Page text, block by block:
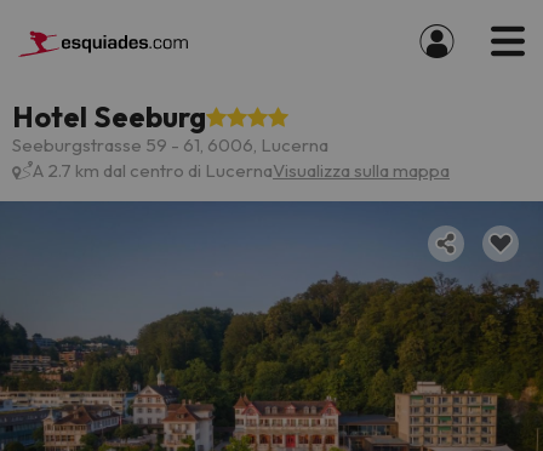
Hotel Seeburg
Seeburgstrasse 59 - 61, 6006, Lucerna
A 2.7 km dal centro di LucernaVisualizza sulla mappa